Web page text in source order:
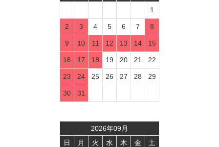
1
2 3 4 5 6 7 8
9 10 11 12 13 14 15
16 17 18 19 20 21 22
23 24 25 26 27 28 29
30 31
2026年09 月
日
月 火 水 木 金
土